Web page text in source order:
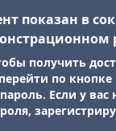
показан в
получить
по кнопке
Если у вас